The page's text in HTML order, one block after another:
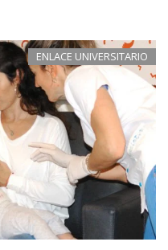
ENLACE UNIVERSITARIO